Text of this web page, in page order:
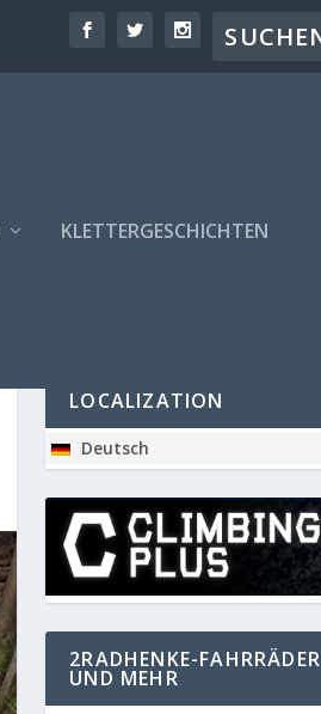
KLETTERGESCHICHTEN
LOCALIZATION
Deutsch
2RADHENKE-FAHRRÄDER
UND MEHR